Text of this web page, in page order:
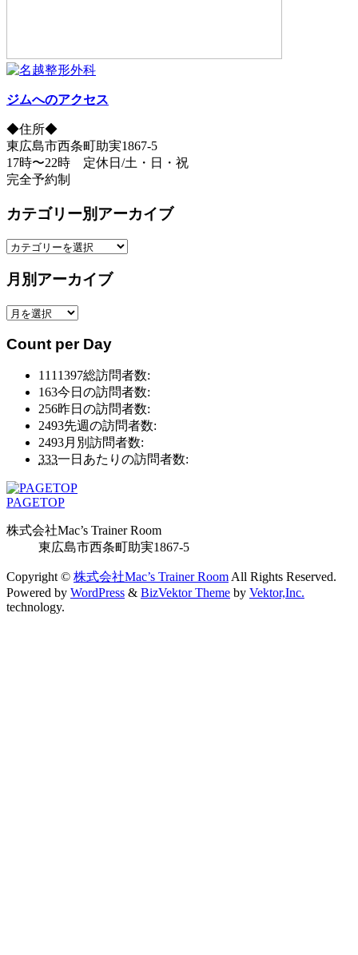
ジムへのアクセス
◆住所◆
東広島市西条町助実1867-5
17時〜22時 定休日/土・日・祝
完全予約制
カテゴリー別アーカイブ
カ
ゴ
ー
ア
月別アーカイブ
月
ア
Count per Day
1111397総訪問者数:
163今日の訪問者数:
256昨日の訪問者数:
2493先週の訪問者数:
2493月別訪問者数:
333一日あたりの訪問者数:
PAGETOP
株式会社Mac’s Trainer Room
東広島市西条町助実1867-5
Copyright © 株式会社Mac’s Trainer Room All Rights Reserved.
Powered by WordPress & BizVektor Theme by Vektor,Inc.
technology.